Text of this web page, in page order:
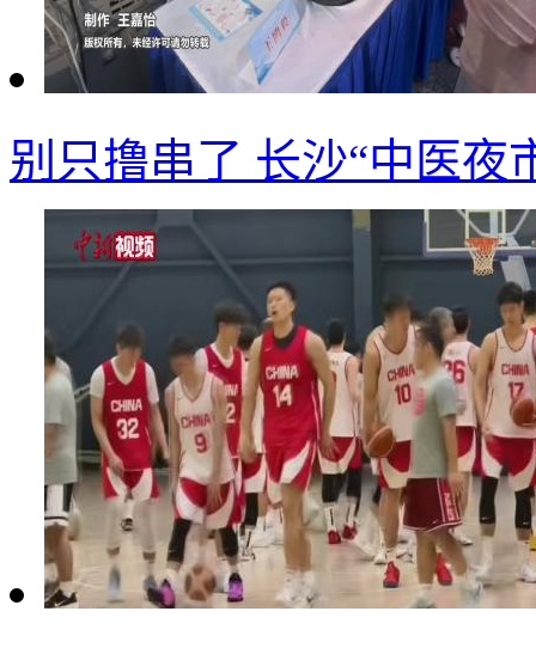
别只撸串了 长沙“中医夜